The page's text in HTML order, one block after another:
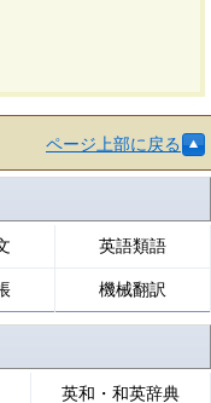
ページ上部に戻る
英語類語
機械翻訳
英和・和英辞典